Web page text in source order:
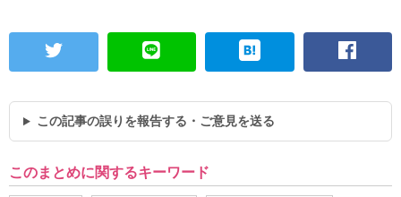
この記事の誤りを報告する・ご意見を送る
このまとめに関するキーワード